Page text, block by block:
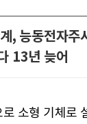
, 능동전자주
13년 늦어
소형 기체로